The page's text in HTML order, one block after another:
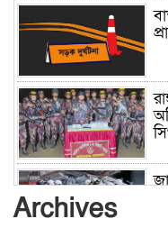
Archives